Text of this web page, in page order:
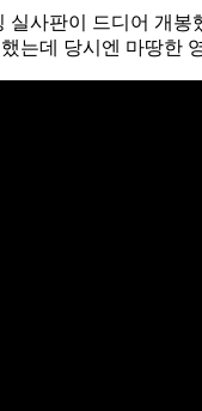
실사판이 드디어 개봉
는데 당시엔 마땅한